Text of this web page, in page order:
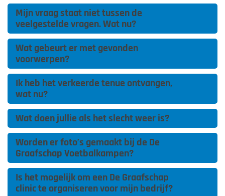
Mijn vraag staat niet tussen de
veelgestelde vragen. Wat nu?
Wat gebeurt er met gevonden
voorwerpen?
Ik heb het verkeerde tenue ontvangen,
wat nu?
Wat doen jullie als het slecht weer is?
Worden er foto’s gemaakt bij de De
Graafschap Voetbalkampen?
Is het mogelijk om een De Graafschap
clinic te organiseren voor mijn bedrijf?